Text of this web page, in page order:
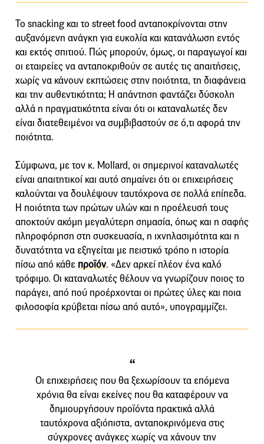
Το snacking και το street food ανταποκρίνονται στην
αυξανόμενη ανάγκη για ευκολία και κατανάλωση εντός
και εκτός σπιτιού. Πώς μπορούν, όμως, οι παραγωγοί και
οι εταιρείες να ανταποκριθούν σε αυτές τις απαιτήσεις,
χωρίς να κάνουν εκπτώσεις στην ποιότητα, τη διαφάνεια
και την αυθεντικότητα; Η απάντηση φαντάζει δύσκολη
αλλά η πραγματικότητα είναι ότι οι καταναλωτές δεν
είναι διατεθειμένοι να συμβιβαστούν σε ό,τι αφορά την
ποιότητα.
Σύμφωνα, με τον κ. Mollard, οι σημερινοί καταναλωτές
είναι απαιτητικοί και αυτό σημαίνει ότι οι επιχειρήσεις
καλούνται να δουλέψουν ταυτόχρονα σε πολλά επίπεδα.
Η ποιότητα των πρώτων υλών και η προέλευσή τους
αποκτούν ακόμη μεγαλύτερη σημασία, όπως και η σαφής
πληροφόρηση στη συσκευασία, η ιχνηλασιμότητα και η
δυνατότητα να εξηγείται με πειστικό τρόπο η ιστορία
πίσω από κάθε προϊόν. «Δεν αρκεί πλέον ένα καλό
τρόφιμο. Οι καταναλωτές θέλουν να γνωρίζουν ποιος το
παράγει, από πού προέρχονται οι πρώτες ύλες και ποια
φιλοσοφία κρύβεται πίσω από αυτό», υπογραμμίζει.
Οι επιχειρήσεις που θα ξεχωρίσουν τα επόμενα
χρόνια θα είναι εκείνες που θα καταφέρουν να
δημιουργήσουν προϊόντα πρακτικά αλλά
ταυτόχρονα αξιόπιστα, ανταποκρινόμενα στις
σύγχρονες ανάγκες χωρίς να χάνουν την